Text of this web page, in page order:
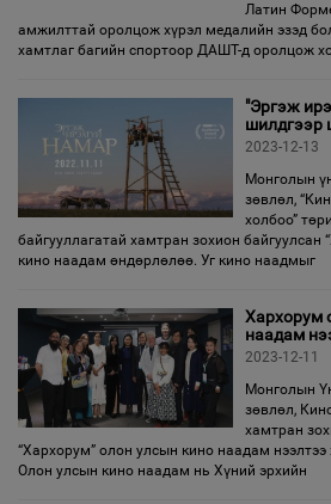
Латин
амжилттай оролцож хүрэл медалийн эзэд
хамтлаг багийн спортоор ДАШТ-д оролцож
"Эргэж
шилдгээр
2023-12-13
Монголын
зөвлөл,
холбоо”
байгууллагатай хамтран зохион байгуулсан
кино наадам өндөрлөлөө. Уг кино наадмыг
Хархорум
наадам
2023-12-11
Монголын
зөвлөл,
хамтран
“Хархорум” олон улсын кино наадам нээлтээ
Олон улсын кино наадам нь Хүний эрхийн